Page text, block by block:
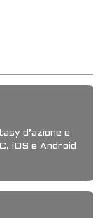
d’azione e
iOS e Android